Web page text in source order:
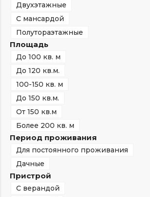
Двухэтажные
С мансардой
Полутораэтажные
Площадь
До 100 кв. м
До 120 кв.м.
100-150 кв. м
До 150 кв.м.
От 150 кв.м
Более 200 кв. м
Период проживания
Для постоянного проживания
Дачные
Пристрой
С верандой